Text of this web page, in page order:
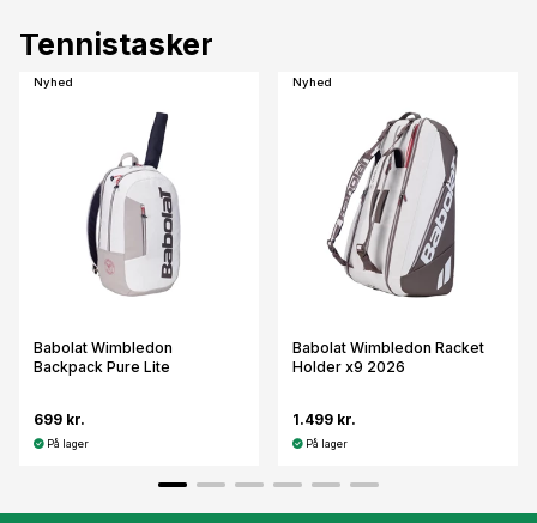
Tennistasker
Nyhed
Babolat Wimbledon
Backpack Pure Lite
699 kr.
På lager
Nyhed
Babolat Wimbledon Racket
Holder x9 2026
1.499 kr.
På lager